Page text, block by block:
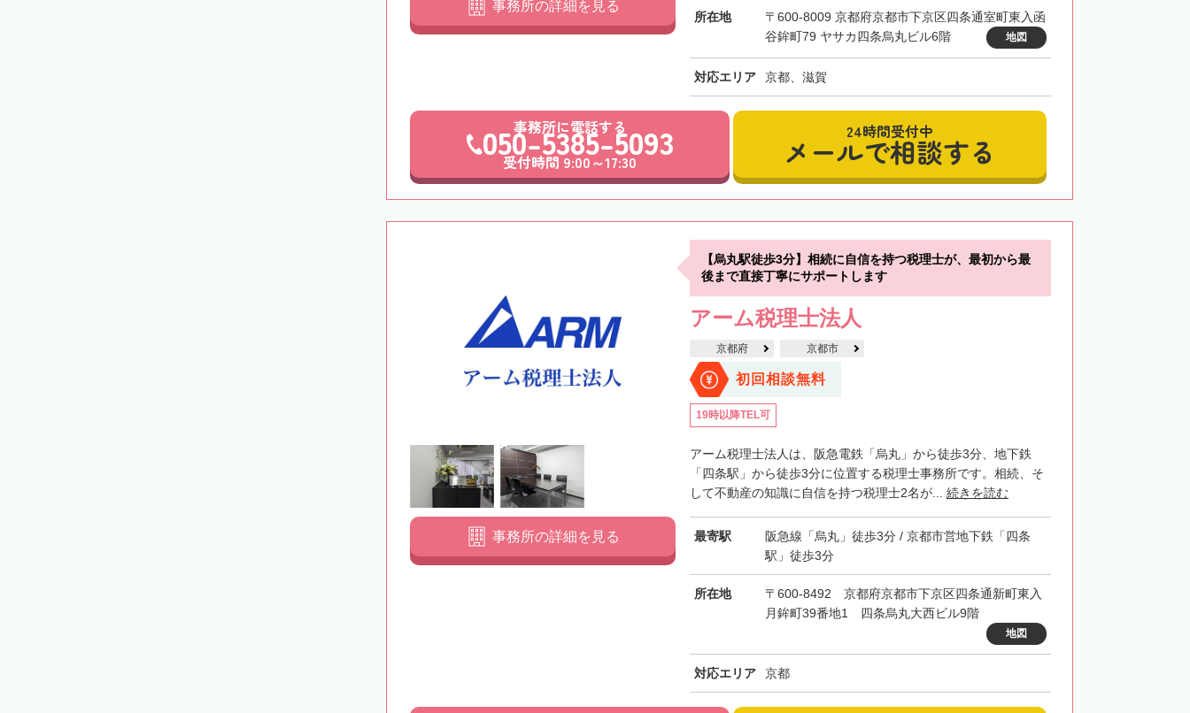
所在地
〒600-8009 京都府京都市下京区四条通室町東入函
谷鉾町79 ヤサカ四条烏丸ビル6階
地図
対応エリア 京都、滋賀
事務所の詳細を見る
事務所に電話する
050-5385-5093
受付時間 9:00～17:30
24時間受付中
メールで相談する
【烏丸駅徒歩3分】相続に自信を持つ税理士が、最初から最
後まで直接丁寧にサポートします
アーム税理士法人
京都府 京都市
初回相談無料
19時以降TEL可
アーム税理士法人は、阪急電鉄「烏丸」から徒歩3分、地下鉄
「四条駅」から徒歩3分に位置する税理士事務所です。相続、そ
して不動産の知識に自信を持つ税理士2名が... 続きを読む
最寄駅
阪急線「烏丸」徒歩3分 / 京都市営地下鉄「四条
駅」徒歩3分
所在地
〒600-8492 京都府京都市下京区四条通新町東入
月鉾町39番地1 四条烏丸大西ビル9階
地図
対応エリア 京都
事務所の詳細を見る